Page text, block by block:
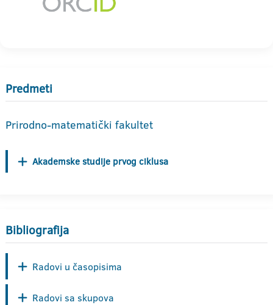
Predmeti
Prirodno-matematički fakultet
Akademske studije prvog ciklusa
Bibliografija
Radovi u časopisima
Radovi sa skupova